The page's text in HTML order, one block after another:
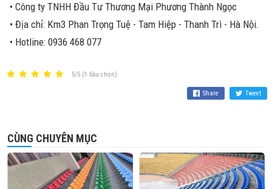
• Công ty TNHH Đầu Tư Thương Mại Phương Thành Ngọc
• Địa chỉ: Km3 Phan Trọng Tuệ - Tam Hiệp - Thanh Trì - Hà Nội.
• Hotline: 0936 468 077
5/5 (1 bầu chọn)
Share Tweet
CÙNG CHUYÊN MỤC